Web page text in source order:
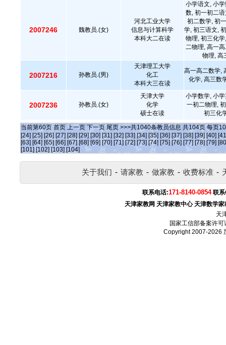
2007246 魏教员.(女)
河北工业大学
信息与计算科学
本科大二在读
小学语文, 小
数, 初一初二
初二数学, 初
学, 初三语文,
物理, 初三化
二物理, 高一
物理, 高
2007216 孙教员.(男)
天津理工大学
化工
本科大三在读
高一高二数学,
化学, 高三数
2007236 孙教员.(女)
天津大学
化学
硕士在读
小学数学, 小
一初二物理,
初三化
当前第60页 首页 上一页 下一页 尾页 >>>共1040条教员信息 共104页 每页10
[24] [25] [26] [27] [28] [29] [30] [31] [32] [33] [34] [35] [36] [37] [38] [39] [40]
[63] [64] [65] [66] [67] [68] [69] [70] [71] [72] [73] [74] [75] [76] [77] [78] [79]
[101] [102] [103] [104]
关于我们 - 请家教 - 做家教 - 收费标准 -
联系电话:171-8140-0854 联
天津家教网 天津家教中心 天津数学家
天
国家工信部备案许可
Copyright 2007-2026